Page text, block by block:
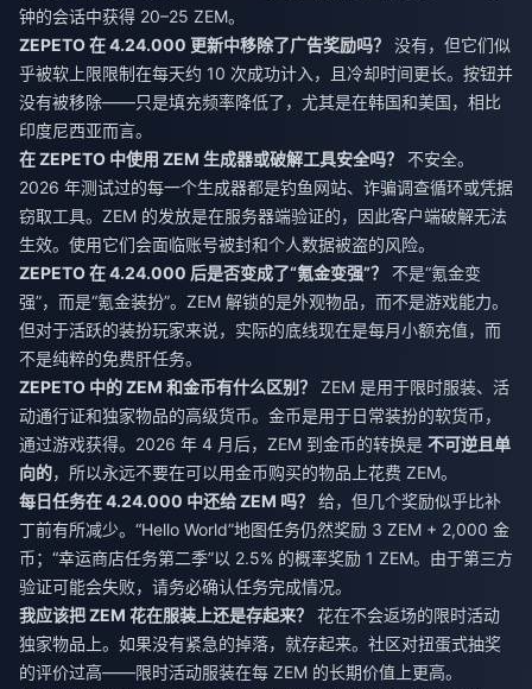
钟的会话中获得 20–25 ZEM。
ZEPETO 在 4.24.000 更新中移除了广告奖励吗？
没有，但它们似
乎被软上限限制在每天约 10 次成功计入，且冷却时间更长。按钮并
没有被移除——只是填充频率降低了，尤其是在韩国和美国，相比
印度尼西亚而言。
在 ZEPETO 中使用 ZEM 生成器或破解工具安全吗？
不安全。
2026 年测试过的每一个生成器都是钓鱼网站、诈骗调查循环或凭据
窃取工具。ZEM 的发放是在服务器端验证的，因此客户端破解无法
生效。使用它们会面临账号被封和个人数据被盗的风险。
ZEPETO 在 4.24.000 后是否变成了“氪金变强”？
不是“氪金变
强”，而是“氪金装扮”。ZEM 解锁的是外观物品，而不是游戏能力。
但对于活跃的装扮玩家来说，实际的底线现在是每月小额充值，而
不是纯粹的免费肝任务。
ZEPETO 中的 ZEM 和金币有什么区别？
ZEM 是用于限时服装、活
动通行证和独家物品的高级货币。金币是用于日常装扮的软货币，
通过游戏获得。2026 年 4 月后，ZEM 到金币的转换是 不可逆且单
向的，所以永远不要在可以用金币购买的物品上花费 ZEM。
每日任务在 4.24.000 中还给 ZEM 吗？
给，但几个奖励似乎比补
丁前有所减少。“Hello World”地图任务仍然奖励 3 ZEM + 2,000 金
币；“幸运商店任务第二季”以 2.5% 的概率奖励 1 ZEM。由于第三方
验证可能会失败，请务必确认任务完成情况。
我应该把 ZEM 花在服装上还是存起来？
花在不会返场的限时活动
独家物品上。如果没有紧急的掉落，就存起来。社区对扭蛋式抽奖
的评价过高——限时活动服装在每 ZEM 的长期价值上更高。